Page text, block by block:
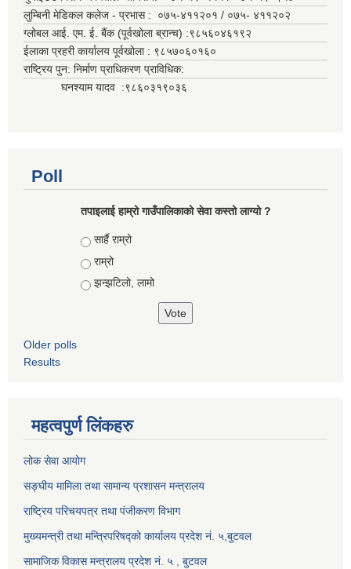
लुम्बिनी मेडिकल कलेज - प्रभास : ०७५-४११२०१ / ०७५- ४११२०२
ग्लोबल आई. एम. ई. बैंक (पूर्वखोला ब्रान्च) :९८५६०४६१९२
ईलाका प्रहरी कार्यालय पूर्वखोला : ९८५७०६०१६०
राष्ट्रिय पुन: निर्माण प्राधिकरण प्राविधिक:
घनश्याम यादव :९८६०३१९०३६
Poll
तपाइलाई हाम्रो गाउँपालिकाको सेवा कस्तो लाग्यो ?
Choices
सार्है राम्रो
राम्रो
झन्झटिलो, लामो
Older polls
Results
महत्वपुर्ण लिंकहरु
लोक सेवा आयोग
सङ्घीय मामिला तथा सामान्य प्रशासन मन्त्रालय
राष्ट्रिय परिचयपत्र तथा पंजीकरण विभाग
मुख्यमन्त्री तथा मन्त्रिपरिषद्को कार्यालय प्रदेश नं. ५,बुटवल
सामाजिक विकास मन्त्रालय प्रदेश नं. ५ , बुटवल